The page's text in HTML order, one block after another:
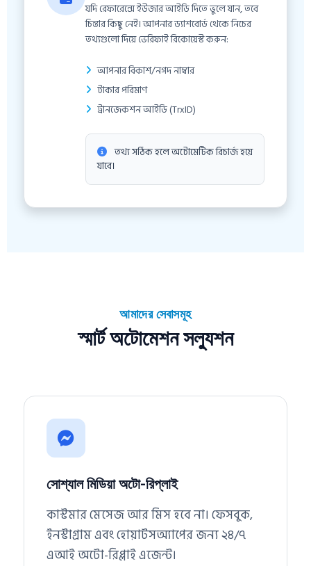
যদি রেফারেন্সে ইউজার আইডি দিতে ভুলে যান, তবে
চিন্তার কিছু নেই। আপনার ড্যাশবোর্ড থেকে নিচের
তথ্যগুলো দিয়ে ভেরিফাই রিকোয়েস্ট করুন:
আপনার বিকাশ/নগদ নাম্বার
টাকার পরিমাণ
ট্রানজেকশন আইডি (TrxID)
তথ্য সঠিক হলে অটোমেটিক রিচার্জ হয়ে
যাবে।
আমাদের সেবাসমূহ
স্মার্ট অটোমেশন সল্যুশন
সোশ্যাল মিডিয়া অটো-রিপ্লাই
কাস্টমার মেসেজ আর মিস হবে না। ফেসবুক,
ইনস্টাগ্রাম এবং হোয়াটসঅ্যাপের জন্য ২৪/৭
এআই অটো-রিপ্লাই এজেন্ট।